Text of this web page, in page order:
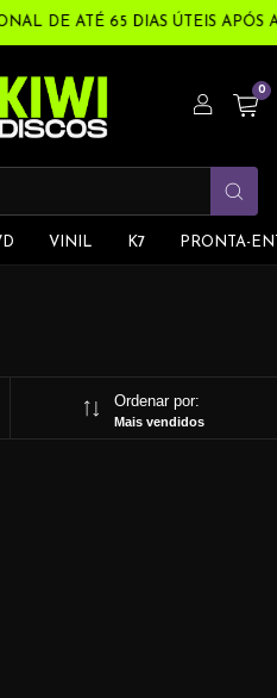
DE ATÉ 65 DIAS ÚTEIS
0
VINIL K7 PRONTA-
Ordenar por:
Mais vendidos